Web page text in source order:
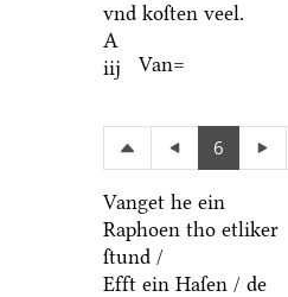
vnd koſten veel.
A
iij
Van=
6
Vanget he ein
Raphoen tho etliker
ſtund /
Efft ein Haſen / de